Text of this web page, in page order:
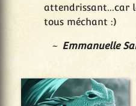
attendrissant...car
tous méchant :)
Emmanuelle